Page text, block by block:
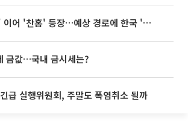
태풍 '돌핀' 이어 '찬홈' 등장…예상 경로에 한국 '한숨'
금값…국내 금시세는?
급 실행위원회, 주말도 폭염취소 될까